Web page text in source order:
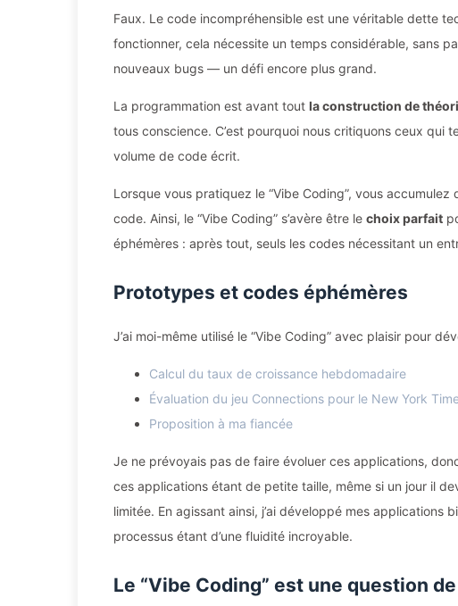
Faux. Le code incompréhensible est une véritable dette
fonctionner, cela nécessite un temps considérable, sans
nouveaux bugs — un défi encore plus grand.
La programmation est avant tout la construction de
tous conscience. C’est pourquoi nous critiquons ceux
volume de code écrit.
Lorsque vous pratiquez le “Vibe Coding”, vous
code. Ainsi, le “Vibe Coding” s’avère être le choix parfait
éphémères : après tout, seuls les codes nécessitant un
Prototypes et codes éphémères
J’ai moi-même utilisé le “Vibe Coding” avec plaisir pour
Calcul du taux de croissance hebdomadaire
Évaluation du jeu Connections pour le New York
Proposition à ma fiancée
Je ne prévoyais pas de faire évoluer ces applications,
ces applications étant de petite taille, même si un jour il
limitée. En agissant ainsi, j’ai développé mes applications
processus étant d’une fluidité incroyable.
Le “Vibe Coding” est une question